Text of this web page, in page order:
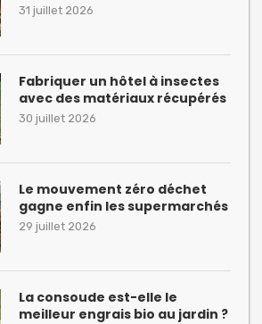
31 juillet 2026
Fabriquer un hôtel à insectes
avec des matériaux récupérés
30 juillet 2026
Le mouvement zéro déchet
gagne enfin les supermarchés
29 juillet 2026
La consoude est-elle le
meilleur engrais bio au jardin ?